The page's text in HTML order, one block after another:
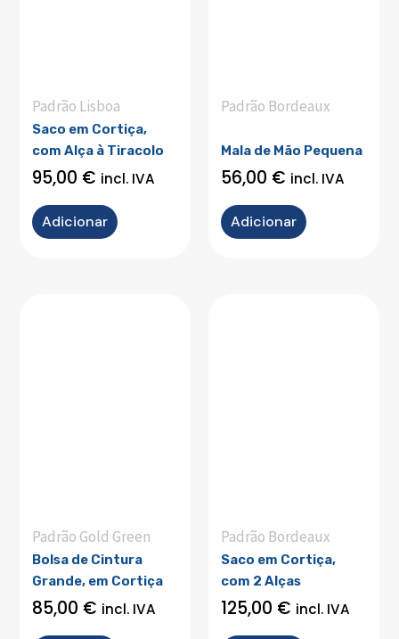
Padrão Lisboa
Saco em Cortiça,
com Alça à Tiracolo
95,00 € incl. IVA
Adicionar
Padrão Bordeaux
Mala de Mão Pequena
56,00 € incl. IVA
Adicionar
Padrão Gold Green
Bolsa de Cintura
Grande, em Cortiça
85,00 € incl. IVA
Padrão Bordeaux
Saco em Cortiça,
com 2 Alças
125,00 € incl. IVA